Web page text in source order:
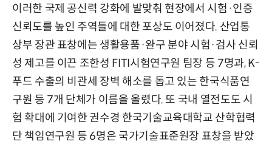
이러한 국제 공신력 강화에 발맞춰 현장에서 시험·인증
신뢰도를 높인 주역들에 대한 포상도 이어졌다. 산업통
상부 장관 표창에는 생활용품·완구 분야 시험·검사 신뢰
성 제고를 이끈 조한성 FITI시험연구원 팀장 등 7명과, K-
푸드 수출의 비관세 장벽 해소를 돕고 있는 한국식품연
구원 등 7개 단체가 이름을 올렸다. 또 국내 열전도도 시
험 확대에 기여한 권수경 한국기술교육대학교 산학협력
단 책임연구원 등 6명은 국가기술표준원장 표창을 받았